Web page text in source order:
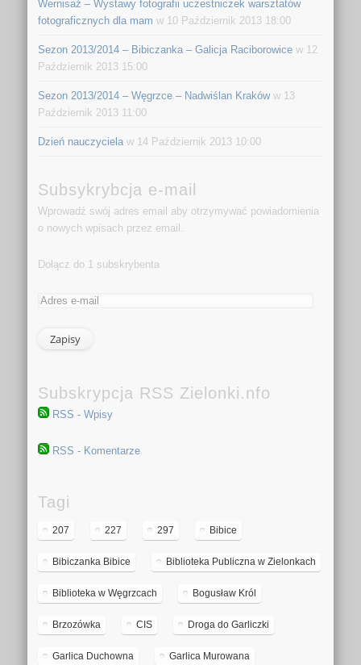
Wernisaż – Wystawy fotografii uczestniczek warsztatów
fotograficznych dla mam w 10 Październik 2013 18:00
Sezon 2013/2014 – Bibiczanka – Galicja Raciborowicew 12
Październik 2013 15:00
Sezon 2013/2014 – Węgrzce – Nadwiślan Krakóww 13
Październik 2013 11:00
Dzień nauczycielaw 14 Październik 2013 10:00
Subsykrybcja e-mail
Wprowadź swój adres email aby otrzymywać powiadomienia
o nowych wpisach przez email.
Dołącz do 1 subskrybenta
Subskrypcja RSS Zielonki.nfo
RSS - Wpisy
RSS - Komentarze
Tagi
207 227 297 Bibice
Bibiczanka Bibice Biblioteka Publiczna w Zielonkach
Biblioteka w Węgrzcach Bogusław Król
Brzozówka CIS Droga do Garliczki
Garlica Duchowna Garlica Murowana